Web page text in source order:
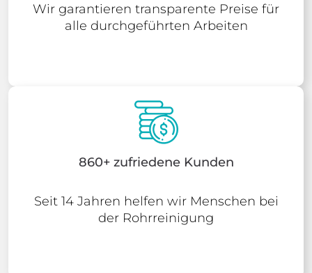
Wir garantieren transparente Preise für
alle durchgeführten Arbeiten
860+ zufriedene Kunden
Seit 14 Jahren helfen wir Menschen bei
der Rohrreinigung